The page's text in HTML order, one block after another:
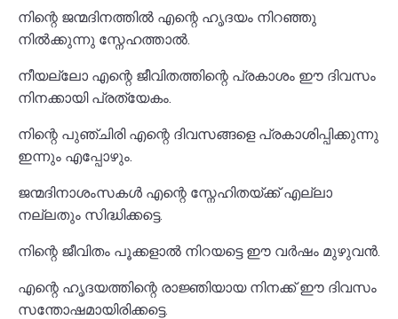
നിന്റെ ജന്മദിനത്തിൽ എന്റെ ഹൃദയം നിറഞ്ഞു
നിൽക്കുന്നു സ്നേഹത്താൽ.
നീയല്ലോ എന്റെ ജീവിതത്തിന്റെ പ്രകാശം ഈ ദിവസം
നിനക്കായി പ്രത്യേകം.
നിന്റെ പുഞ്ചിരി എന്റെ ദിവസങ്ങളെ പ്രകാശിപ്പിക്കുന്നു
ഇന്നും എപ്പോഴും.
ജന്മദിനാശംസകൾ എന്റെ സ്നേഹിതയ്ക്ക് എല്ലാ
നല്ലതും സിദ്ധിക്കട്ടെ.
നിന്റെ ജീവിതം പൂക്കളാൽ നിറയട്ടെ ഈ വർഷം മുഴുവൻ.
എന്റെ ഹൃദയത്തിന്റെ രാജ്ഞിയായ നിനക്ക് ഈ ദിവസം
സന്തോഷമായിരിക്കട്ടെ.